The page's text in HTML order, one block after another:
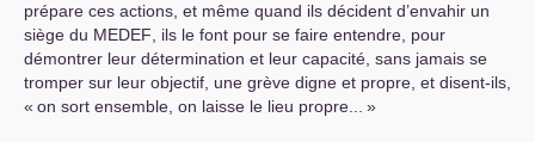
prépare ces actions, et même quand ils décident d’envahir un
siège du MEDEF , ils le font pour se faire entendre, pour
démontrer leur détermination et leur capacité, sans jamais se
tromper sur leur objectif, une grève digne et propre, et disent-ils,
« on sort ensemble, on laisse le lieu propre... »